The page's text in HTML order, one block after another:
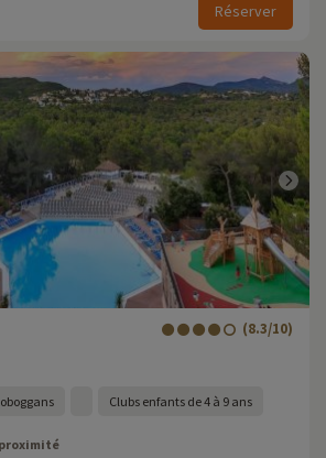
Réserver
(8.3/10)
Clubs enfants de 4 à 9 ans